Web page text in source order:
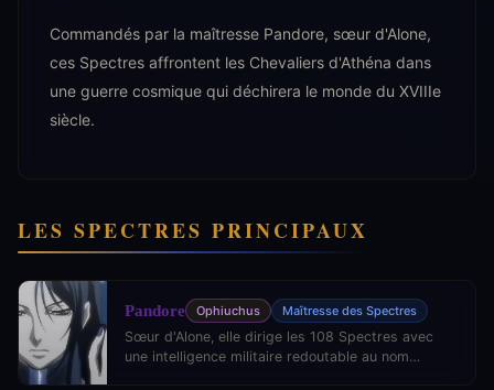
Commandés par la maîtresse Pandore, sœur d'Alone,
ces Spectres affrontent les Chevaliers d'Athéna dans
une guerre cosmique qui déchirera le monde du XVIIIe
siècle.
LES SPECTRES PRINCIPAUX
Pandore Ophiuchus Maîtresse des Spectres
Sœur d'Alone, elle dirige les 108 Spectres avec
une intelligence militaire redoutable au nom